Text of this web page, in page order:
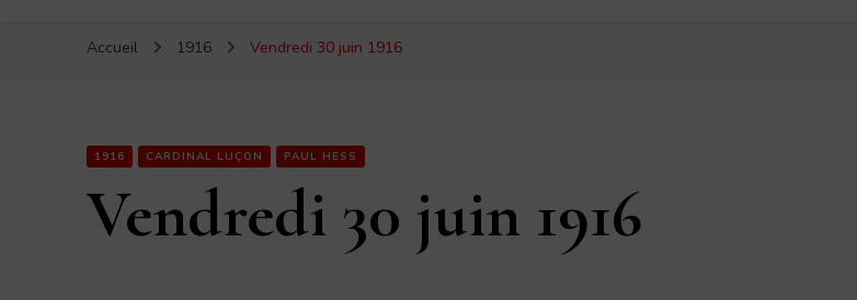
Accueil 1916 Vendredi 30 juin 1916
1916 CARDINAL LUÇON PAUL HESS
Vendredi 30 juin 1916